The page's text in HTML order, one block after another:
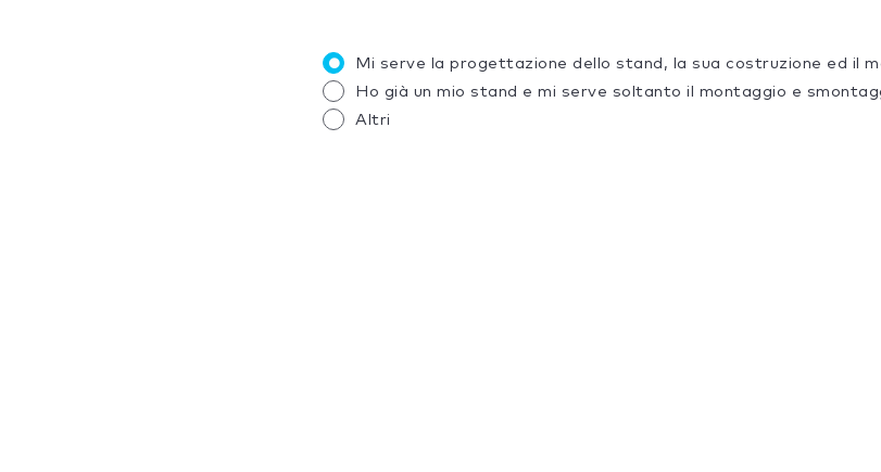
Mi serve la progettazione dello stand, la sua costruzione ed il
Ho già un mio stand e mi serve soltanto il montaggio e
Altri